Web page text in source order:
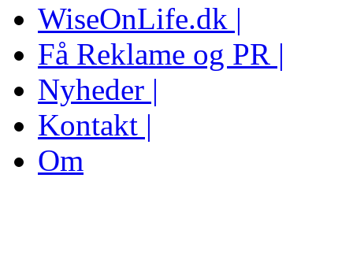
WiseOnLife.dk |
Få Reklame og PR |
Nyheder |
Kontakt |
Om